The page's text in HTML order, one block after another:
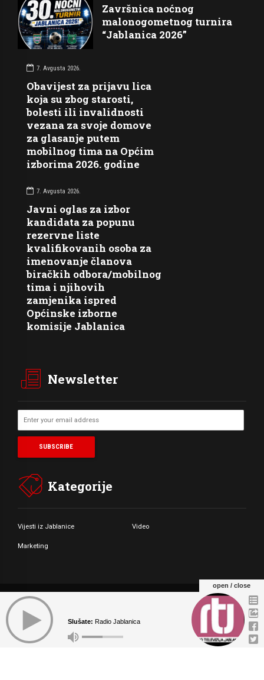
Završnica noćnog
malonogometnog turnira
“Jablanica 2026”
7. Avgusta 2026.
Obavijest za prijavu lica
koja su zbog starosti,
bolesti ili invalidnosti
vezana za svoje domove
za glasanje putem
mobilnog tima na Općim
izborima 2026. godine
7. Avgusta 2026.
Javni oglas za izbor
kandidata za popunu
rezervne liste
kvalifikovanih osoba za
imenovanje članova
biračkih odbora/mobilnog
tima i njihovih
zamjenika ispred
Općinske izborne
komisije Jablanica
Newsletter
Kategorije
Vijesti iz Jablanice Video
Marketing
© Copyright by Radio Televizija Jablanica 2021. All rights reserved.
O NAMA MARKETING KONTAKT
open / close
Slušate: Radio Jablanica